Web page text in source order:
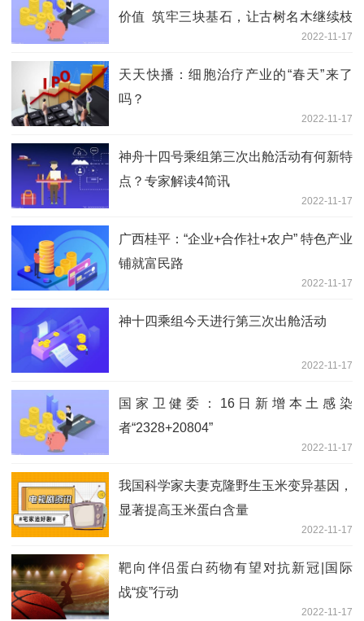
价值 筑牢三块基石，让古树名木继续枝
2022-11-17
天天快播：细胞治疗产业的“春天”来了
吗？
2022-11-17
神舟十四号乘组第三次出舱活动有何新特
点？专家解读4简讯
2022-11-17
广西桂平：“企业+合作社+农户” 特色产业
铺就富民路
2022-11-17
神十四乘组今天进行第三次出舱活动
2022-11-17
国家卫健委：16日新增本土感染
者“2328+20804”
2022-11-17
我国科学家夫妻克隆野生玉米变异基因，
显著提高玉米蛋白含量
2022-11-17
靶向伴侣蛋白药物有望对抗新冠|国际
战“疫”行动
2022-11-17